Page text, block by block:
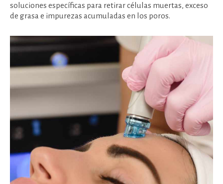
soluciones específicas para retirar células muertas, exceso
de grasa e impurezas acumuladas en los poros.